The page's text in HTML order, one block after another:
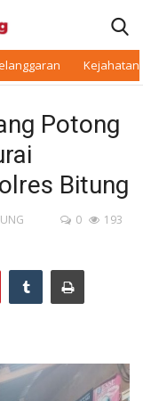
Kejahatan
Potong
Bitung
0 193